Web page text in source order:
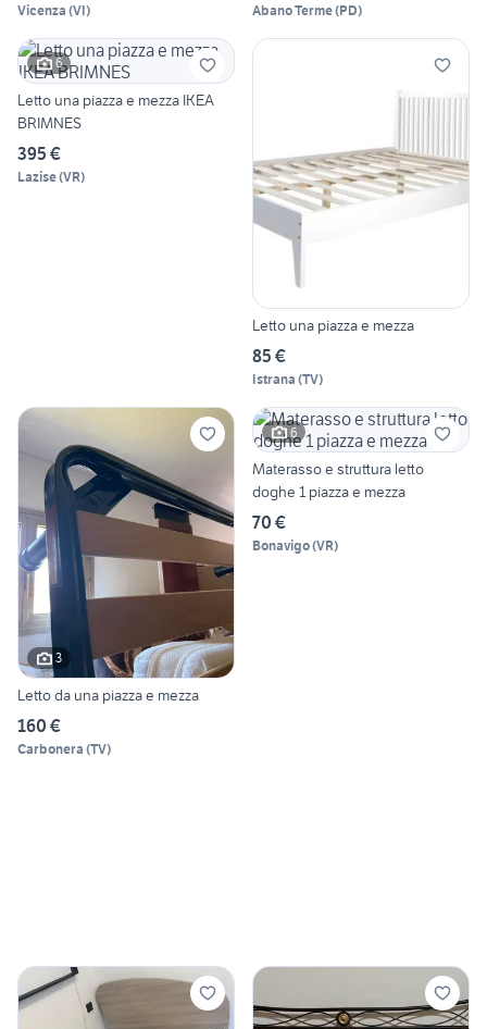
Vicenza (VI) Abano Terme(PD)
6
Letto una piazza e mezza IKEA
BRIMNES
395 €
Lazise(VR)
Letto una piazza e mezza
85 €
Istrana (TV)
3
Letto da una piazza e mezza
160 €
Carbonera (TV)
6
Materasso e struttura letto
doghe 1 piazza e mezza
70 €
Bonavigo(VR)